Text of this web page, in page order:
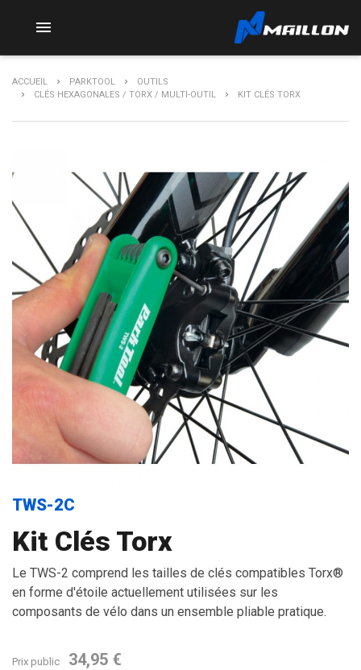

ACCUEIL PARKTOOL
OUTILS
CLÉS HEXAGONALES / TORX / MULTI-OUTIL
KIT CLÉS TORX
TWS-2C
Kit Clés Torx
Le TWS-2 comprend les tailles de clés compatibles Torx®
en forme d'étoile actuellement utilisées sur les
composants de vélo dans un ensemble pliable pratique.
Prix public 34,95 €